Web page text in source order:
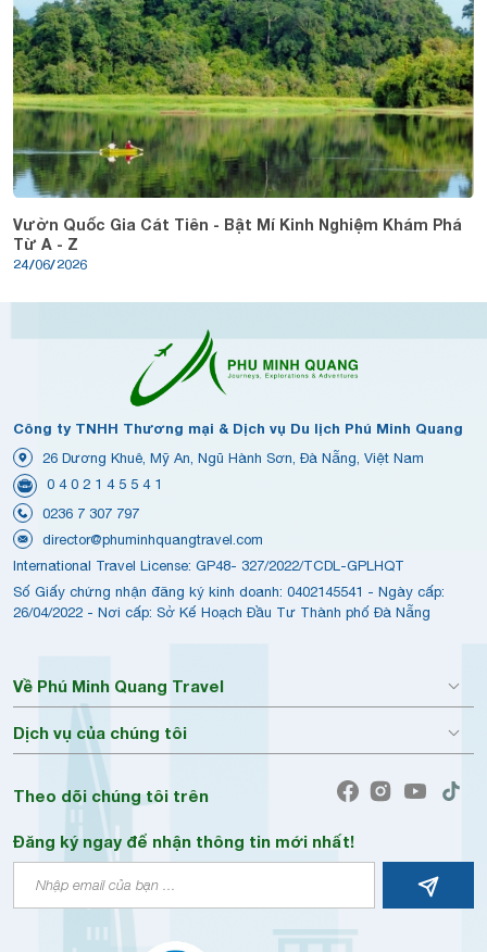
Vườn Quốc Gia Cát Tiên - Bật Mí Kinh Nghiệm Khám Phá
Từ A - Z
24/06/2026
Công ty TNHH Thương mại & Dịch vụ Du lịch Phú Minh Quang
26 Dương Khuê, Mỹ An, Ngũ Hành Sơn, Đà Nẵng, Việt Nam
0 4 0 2 1 4 5 5 4 1
0236 7 307 797
director@phuminhquangtravel.com
International Travel License: GP48- 327/2022/TCDL-GPLHQT
Số Giấy chứng nhận đăng ký kinh doanh: 0402145541 - Ngày cấp:
26/04/2022 - Nơi cấp: Sở Kế Hoạch Đầu Tư Thành phố Đà Nẵng
Về Phú Minh Quang Travel
Dịch vụ của chúng tôi
Theo dõi chúng tôi trên
Đăng ký ngay để nhận thông tin mới nhất!